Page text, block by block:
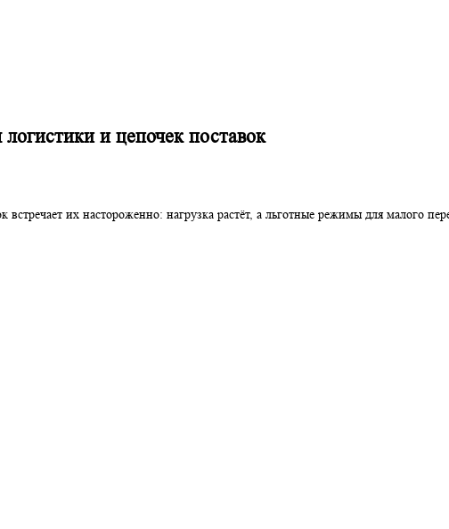
рынок встречает их настороженно: нагрузка растёт, а льготные